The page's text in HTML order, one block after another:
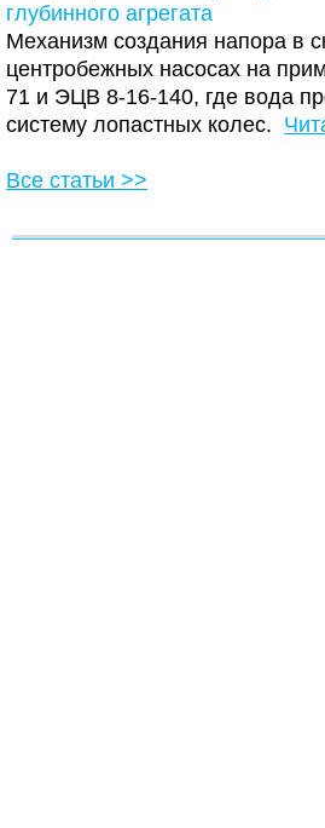
глубинного агрегата
Механизм создания напора в
центробежных насосах на
71 и ЭЦВ 8-16-140, где вода
систему лопастных колес.
Все статьи >>